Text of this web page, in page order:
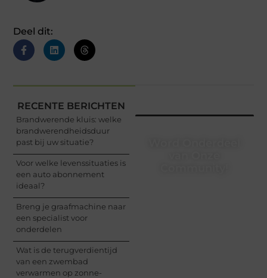
Deel dit:
RECENTE BERICHTEN
Brandwerende kluis: welke
brandwerendheidsduur
past bij uw situatie?
Voor welke levenssituaties is
een auto abonnement
ideaal?
Breng je graafmachine naar
een specialist voor
onderdelen
Wat is de terugverdientijd
van een zwembad
verwarmen op zonne-